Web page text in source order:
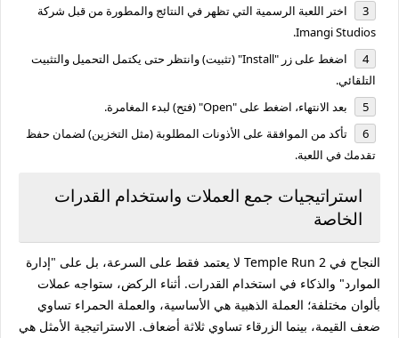
اختر اللعبة الرسمية التي تظهر في النتائج والمطورة من قبل شركة
Imangi Studios
.
اضغط على زر "Install"
(تثبيت) وانتظر حتى يكتمل التحميل والتثبيت
التلقائي.
بعد الانتهاء، اضغط على"Open"
(فتح) لبدء المغامرة.
تأكد من الموافقة على الأذونات المطلوبة (مثل التخزين) لضمان حفظ
تقدمك في اللعبة.
استراتيجيات جمع العملات واستخدام القدرات
الخاصة
النجاح في Temple Run 2 لا يعتمد فقط على السرعة، بل على "إدارة
الموارد" والذكاء في استخدام القدرات. أثناء الركض، ستواجه عملات
بألوان مختلفة؛ العملة الذهبية هي الأساسية، والعملة الحمراء تساوي
ضعف القيمة، بينما الزرقاء تساوي ثلاثة أضعاف. الاستراتيجية الأمثل هي